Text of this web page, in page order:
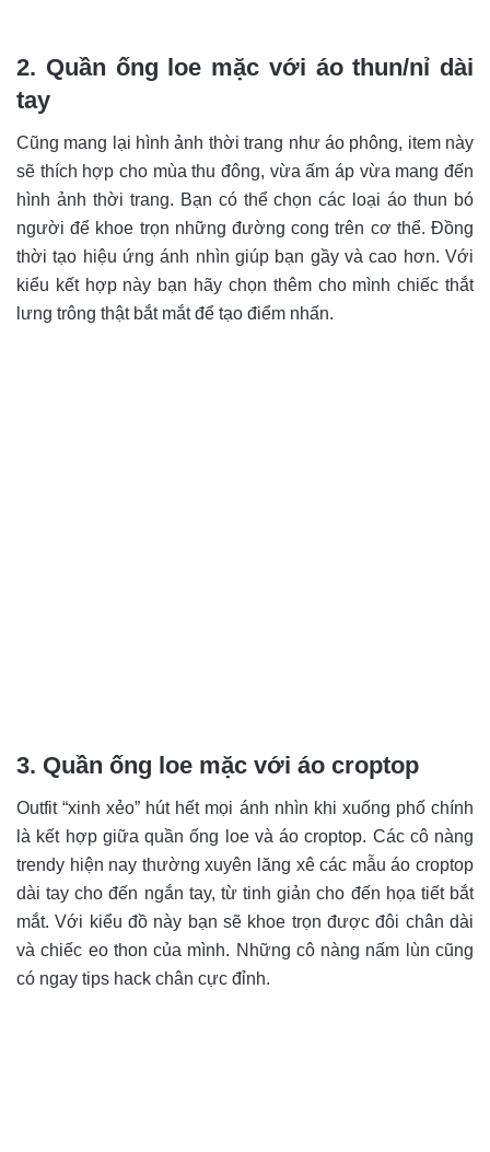
2. Quần ống loe mặc với áo thun/nỉ dài
tay
Cũng mang lại hình ảnh thời trang như áo phông, item này
sẽ thích hợp cho mùa thu đông, vừa ấm áp vừa mang đến
hình ảnh thời trang. Bạn có thể chọn các loại áo thun bó
người để khoe trọn những đường cong trên cơ thể. Đồng
thời tạo hiệu ứng ánh nhìn giúp bạn gầy và cao hơn. Với
kiểu kết hợp này bạn hãy chọn thêm cho mình chiếc thắt
lưng trông thật bắt mắt để tạo điểm nhấn.
3. Quần ống loe mặc với áo croptop
Outfit “xinh xẻo” hút hết mọi ánh nhìn khi xuống phố chính
là kết hợp giữa quần ống loe và áo croptop. Các cô nàng
trendy hiện nay thường xuyên lăng xê các mẫu áo croptop
dài tay cho đến ngắn tay, từ tinh giản cho đến họa tiết bắt
mắt. Với kiểu đồ này bạn sẽ khoe trọn được đôi chân dài
và chiếc eo thon của mình. Những cô nàng nấm lùn cũng
có ngay tips hack chân cực đỉnh.